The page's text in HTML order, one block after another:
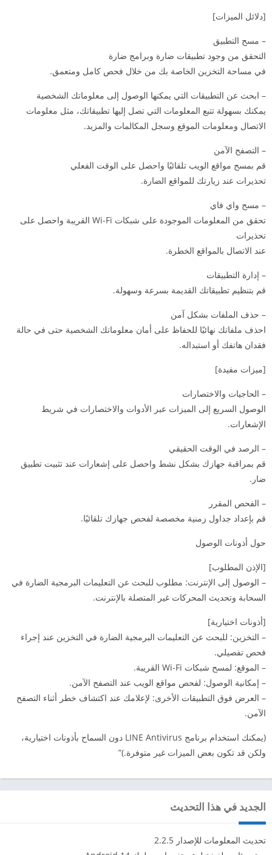
[دلائل الميزات]
– مسح التطبيق
التحقق من وجود تطبيقات ضارة وبرامج ضارة
في مساحة التخزين الخاصة بك من خلال فحص كامل ومتعمق.
– ابحث عن التطبيقات التي يمكنها الوصول إلى معلوماتك الشخصية
يمكنك بسهولة تتبع المعلومات التي تصل إليها تطبيقاتك، مثل معلومات
الاتصال ومعلومات الموقع وسجل المكالمات والمزيد.
– التصفح الآمن
قم بمسح مواقع الويب تلقائيًا واحصل على الوقت الفعلي
تحذيرات عند زيارتك للمواقع الضارة.
– مسح واي فاي
تحقق من المعلومات الموجودة على شبكات Wi-Fi القريبة واحصل على
تحذيرات
عند الاتصال بالمواقع الخطرة.
– إدارة التطبيقات
قم بتنظيم تطبيقاتك القديمة بسرعة وسهولة.
– حذف الملفات بشكل آمن
احذف ملفاتك نهائيًا للحفاظ على أمان معلوماتك الشخصية حتى في حالة
فقدان هاتفك أو استبداله.
[ميزات مفيدة]
– الحاجيات والاختصارات
الوصول السريع إلى الميزات عبر الأدوات والاختصارات في شريط
الإشعارات.
– الرصد في الوقت الحقيقي
قم بمراقبة جهازك بشكل نشط واحصل على إشعارات عند تثبيت تطبيق
ضار.
– الفحص المقرر
قم بإعداد جداول زمنية مخصصة لفحص جهازك تلقائيًا.
حول أذونات الوصول
[الإذن المطلوب]
– الوصول إلى الإنترنت: مطلوب للبحث عن التعليمات البرمجية الضارة في
السحابة وتحديث المحركات غير المتصلة بالإنترنت.
[أذونات اختيارية]
– التخزين: للبحث عن التعليمات البرمجية الضارة في التخزين عند إجراء
فحص تفصيلي.
– الموقع: لمسح شبكات Wi-Fi القريبة.
– إمكانية الوصول: لفحص مواقع الويب عند التصفح الآمن.
– العرض فوق التطبيقات الأخرى: لإعلامك عند اكتشاف خطر أثناء التصفح
الآمن.
(يمكنك استخدام برنامج LINE Antivirus دون السماح بأذونات اختيارية،
ولكن قد تكون بعض الميزات غير متوفرة.)”
الجديد في هذا التحديث
تحديث المعلومات للإصدار 2.2.5